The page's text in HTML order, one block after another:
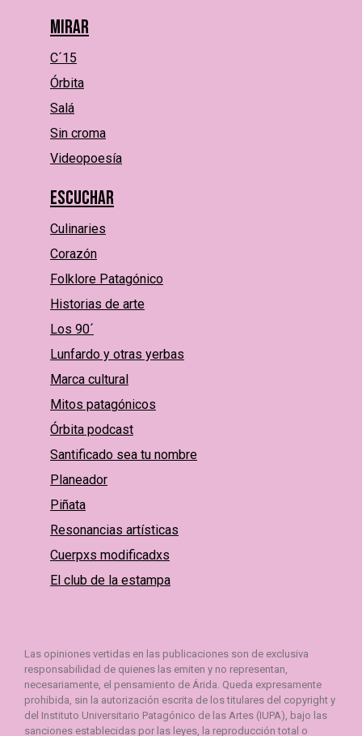
Mirar
C´15
Órbita
Salá
Sin croma
Videopoesía
Escuchar
Culinaries
Corazón
Folklore Patagónico
Historias de arte
Los 90´
Lunfardo y otras yerbas
Marca cultural
Mitos patagónicos
Órbita podcast
Santificado sea tu nombre
Planeador
Piñata
Resonancias artísticas
Cuerpxs modificadxs
El club de la estampa
Las opiniones vertidas en las publicaciones son de exclusiva
responsabilidad de quienes las emiten y no representan,
necesariamente, el pensamiento de Árida. Queda expresamente
prohibida, sin la autorización escrita de los titulares del copyright y
del Instituto Universitario Patagónico de las Artes (IUPA), bajo las
sanciones establecidas por las leyes, la reproducción total o